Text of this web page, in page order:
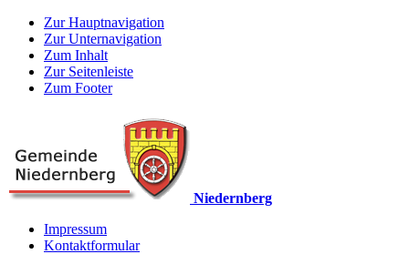
Zur Hauptnavigation
Zur Unternavigation
Zum Inhalt
Zur Seitenleiste
Zum Footer
Niedernberg
Impressum
Kontaktformular